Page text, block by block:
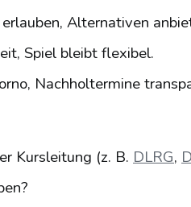
Alternativen
Spiel bleibt flexibel.
Nachholtermine
Kursleitung (z. B. DLRG,